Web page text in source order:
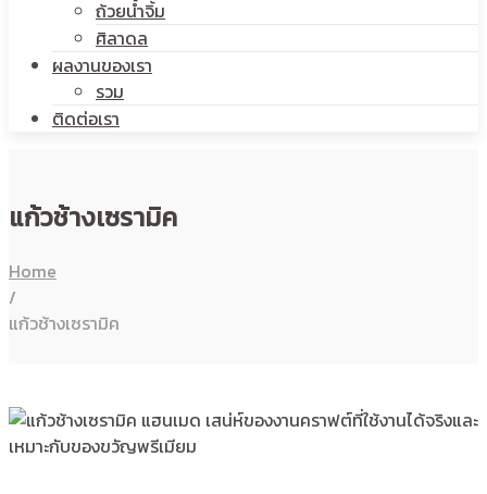
ถ้วยน้ำจิ้ม
ศิลาดล
ผลงานของเรา
รวม
ติดต่อเรา
แก้วช้างเซรามิค
Home
/
แก้วช้างเซรามิค